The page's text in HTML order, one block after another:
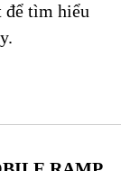
để tìm hiểu